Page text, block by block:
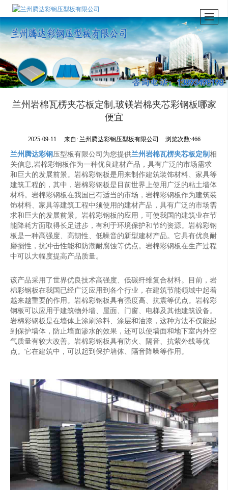
兰州岩棉瓦楞夹芯板定制,玻镁岩棉夹芯彩钢板哪家
便宜
2025-09-11 来自: 兰州腾达彩钢压型板有限公司 浏览次数:466
兰州腾达彩钢 压型板有限公司为您提供兰州岩棉瓦楞夹芯板定制 相
关信息,岩棉彩钢板作为一种优良建材产品，具有广泛的市场需求
和巨大的发展前景。岩棉彩钢板是用来制作建筑装饰材料、家具等
建筑工程的，其中，岩棉彩钢板是目前世界上使用广泛的粘土墙体
材料。岩棉彩钢板在我国已有适当的市场，岩棉彩钢板作为建筑装
饰材料、家具等建筑工程中须使用的建材产品，具有广泛的市场需
求和巨大的发展前景。岩棉彩钢板的应用，可使我国的建筑业在节
能降耗方面取得长足进步，有利于环境保护和节约资源。岩棉彩钢
板是一种高强度、高韧性、低噪音的新型建材产品。它具有优良耐
磨损性，抗冲击性能和防潮耐腐蚀等优点。岩棉彩钢板在生产过程
中可以大幅度提高产品质量。
该产品采用了世界优良技术高强度、低碳纤维复合材料。目前，岩
棉彩钢板在我国已经广泛应用到各个行业，在建筑节能领域中起着
越来越重要的作用。岩棉彩钢板具有强度高、抗震等优点。岩棉彩
钢板可以应用于建筑物外墙、屋面、门窗、电梯及其他建筑设备。
岩棉彩钢板是在墙体上涂刷涂料、涂层和油漆，这种方法不仅能起
到保护墙体，防止墙面渗水的效果，还可以使墙面和地下室内外空
气质量有较大改善。岩棉彩钢板具有防火、隔音、抗紫外线等优
点。它在建筑中，可以起到保护墙体、隔音降噪等作用。